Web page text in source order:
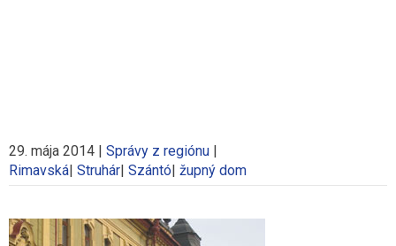
29. mája 2014 | Správy z regiónu |
Rimavská| Struhár| Szántó| župný dom